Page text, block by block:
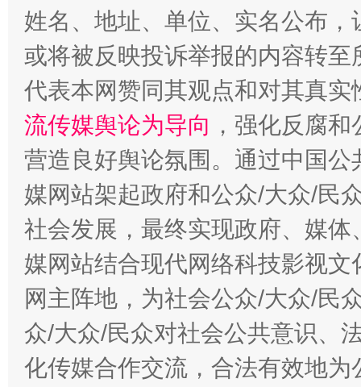
千年窑火 生生不息
姓名、地址、单位、实名公布
或将被反映投诉举报的内容转
代表本网赞同其观点和对其真实
流传媒舆论为导向 ，强化反腐
营造良好舆论氛围。通过中国
媒网站架起政府和公众/大众/民
社会发展，最终实现政府、媒
媒网站结合现代网络科技影视
网主阵地，为社会公众/大众/民
众/大众/民众对社会公共意识、
化传媒合作交流，合法有效地